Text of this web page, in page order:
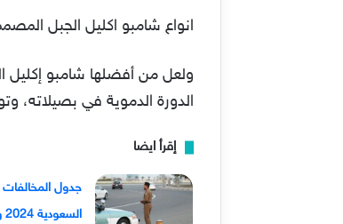
انواع شامبو اكليل الجبل
الدورة الدموية في بصيلاته،
إقرأ ايضا
جدول المخالفات
السعودية 2024 وقيمة الغرامات